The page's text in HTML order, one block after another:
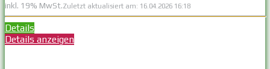
inkl. 19% MwSt.Zuletzt aktualisiert am: 16.04.2026 16:18
Details
Details anzeigen